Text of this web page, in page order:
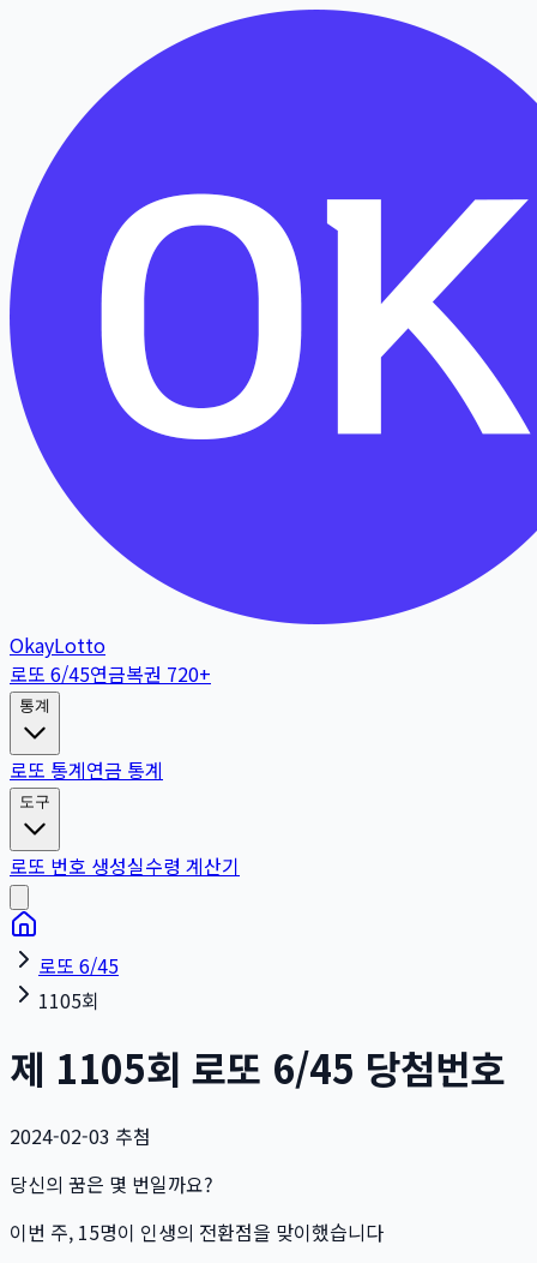
OkayLotto
로또 6/45연금복권 720+
통계
로또 통계연금 통계
도구
로또 번호 생성실수령 계산기
로또 6/45
1105회
제 1105회 로또 6/45 당첨번호
2024-02-03 추첨
당신의 꿈은 몇 번일까요?
이번 주, 15명이 인생의 전환점을 맞이했습니다